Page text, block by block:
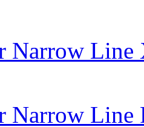
Narrow
Narrow Line